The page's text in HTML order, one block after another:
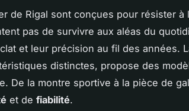
de Rigal sont conçues pour résister à
pas de survivre aux aléas du
et leur précision au fil des années.
distinctes, propose des
De la montre sportive à la pièce de
et de fiabilité.